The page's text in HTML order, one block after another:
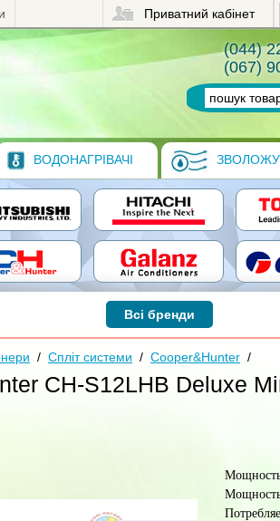
Приватний кабінет
(044)
(067)
ВОДОНАГРІВАЧІ
Всі бренди
/ Спліт системи / Cooper&Hunter /
CH-S12LHB Deluxe